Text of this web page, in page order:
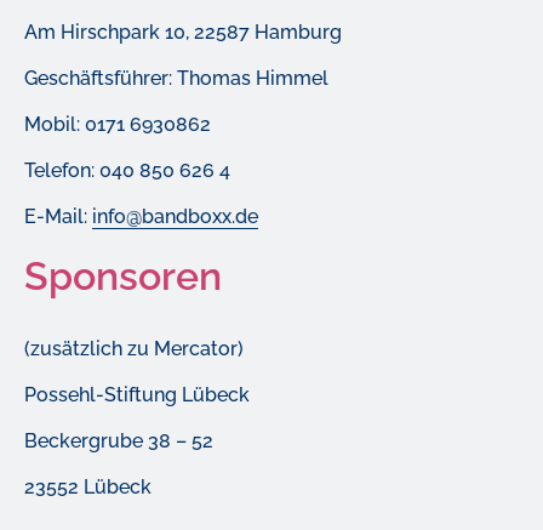
Am Hirschpark 10, 22587 Hamburg
Geschäftsführer: Thomas Himmel
Mobil: 0171 6930862
Telefon: 040 850 626 4
E-Mail: info@bandboxx.de
Sponsoren
(zusätzlich zu Mercator)
Possehl-Stiftung Lübeck
Beckergrube 38 – 52
23552 Lübeck